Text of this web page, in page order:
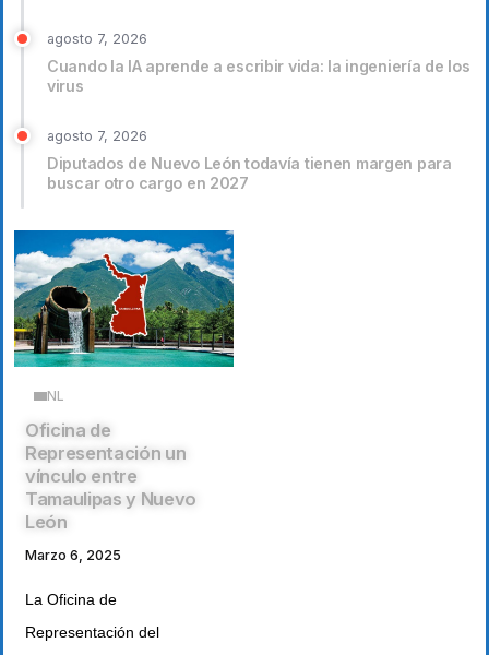
agosto 7, 2026
Cuando la IA aprende a escribir vida: la ingeniería de los
virus
agosto 7, 2026
Diputados de Nuevo León todavía tienen margen para
buscar otro cargo en 2027
NL
Oficina de
Representación un
vínculo entre
Tamaulipas y Nuevo
León
Marzo 6, 2025
La Oficina de
Representación del